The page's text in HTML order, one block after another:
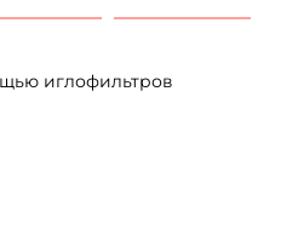
иглофильтров